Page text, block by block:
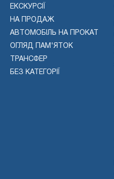
ЕКСКУРСІЇ
НА ПРОДАЖ
АВТОМОБІЛЬ НА ПРОКАТ
ОГЛЯД ПАМ'ЯТОК
ТРАНСФЕР
БЕЗ КАТЕГОРІЇ